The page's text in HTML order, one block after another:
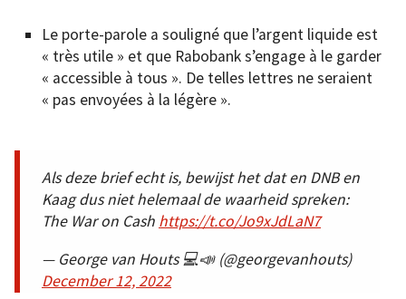
Le porte-parole a souligné que l’argent liquide est
« très utile » et que Rabobank s’engage à le garder
« accessible à tous ». De telles lettres ne seraient
« pas envoyées à la légère ».
Als deze brief echt is, bewijst het dat en DNB en
Kaag dus niet helemaal de waarheid spreken:
The War on Cash https://t.co/Jo9xJdLaN7
— George van Houts 💻📣 (@georgevanhouts)
December 12, 2022